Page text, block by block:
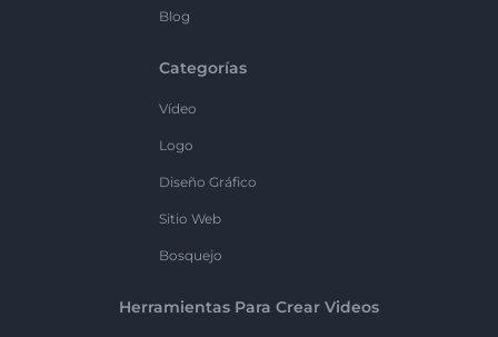
Blog
Categorías
Vídeo
Logo
Diseño Gráfico
Sitio Web
Bosquejo
Herramientas Para Crear Videos